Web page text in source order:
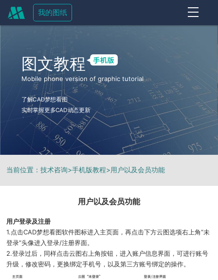
我的图纸
图文教程
Mobile phone version of graphic tutorial
了解CAD梦想看图
实时掌握更多CAD动态更新
当前位置：技术咨询>手机版教程>用户以及会员功能
用户以及会员功能
用户登录及注册
1.点击CAD梦想看图软件图标进入主页面，再点击下方云图选项右上角“未
登录”头像进入登录/注册界面。
2.登录过后，同样点击云图右上角按钮，进入账户信息界面，可进行账号
升级，修改密码，更换绑定手机号，以及第三方账号绑定的操作。